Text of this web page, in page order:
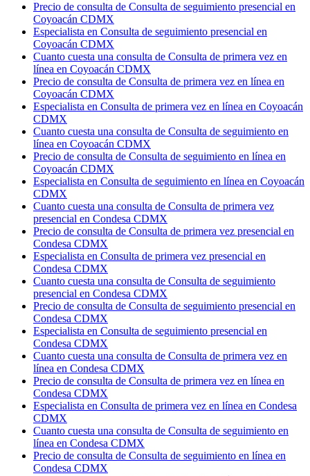
Precio de consulta de Consulta de seguimiento presencial en
Coyoacán CDMX
Especialista en Consulta de seguimiento presencial en
Coyoacán CDMX
Cuanto cuesta una consulta de Consulta de primera vez en
línea en Coyoacán CDMX
Precio de consulta de Consulta de primera vez en línea en
Coyoacán CDMX
Especialista en Consulta de primera vez en línea en Coyoacán
CDMX
Cuanto cuesta una consulta de Consulta de seguimiento en
línea en Coyoacán CDMX
Precio de consulta de Consulta de seguimiento en línea en
Coyoacán CDMX
Especialista en Consulta de seguimiento en línea en Coyoacán
CDMX
Cuanto cuesta una consulta de Consulta de primera vez
presencial en Condesa CDMX
Precio de consulta de Consulta de primera vez presencial en
Condesa CDMX
Especialista en Consulta de primera vez presencial en
Condesa CDMX
Cuanto cuesta una consulta de Consulta de seguimiento
presencial en Condesa CDMX
Precio de consulta de Consulta de seguimiento presencial en
Condesa CDMX
Especialista en Consulta de seguimiento presencial en
Condesa CDMX
Cuanto cuesta una consulta de Consulta de primera vez en
línea en Condesa CDMX
Precio de consulta de Consulta de primera vez en línea en
Condesa CDMX
Especialista en Consulta de primera vez en línea en Condesa
CDMX
Cuanto cuesta una consulta de Consulta de seguimiento en
línea en Condesa CDMX
Precio de consulta de Consulta de seguimiento en línea en
Condesa CDMX